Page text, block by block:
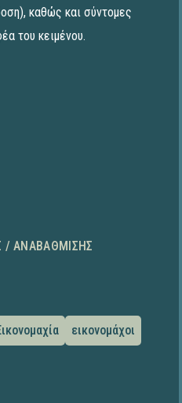
καθώς και σύντομες
του κειμένου.
/ ΑΝΑΒΆΘΜΙΣΗΣ
εικονομάχοι